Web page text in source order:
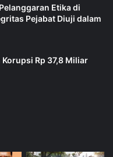
Etika di
Pejabat Diuji dalam
Rp 37,8 Miliar